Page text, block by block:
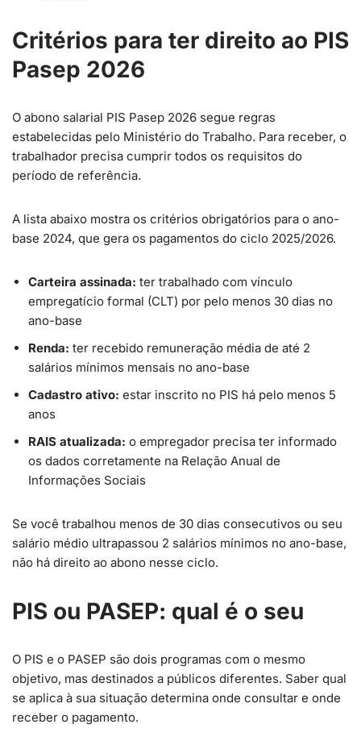
Critérios para ter direito ao PIS
Pasep 2026
O abono salarial PIS Pasep 2026 segue regras
estabelecidas pelo Ministério do Trabalho. Para receber, o
trabalhador precisa cumprir todos os requisitos do
período de referência.
A lista abaixo mostra os critérios obrigatórios para o ano-
base 2024, que gera os pagamentos do ciclo 2025/2026.
Carteira assinada: ter trabalhado com vínculo
empregatício formal (CLT) por pelo menos 30 dias no
ano-base
Renda: ter recebido remuneração média de até 2
salários mínimos mensais no ano-base
Cadastro ativo: estar inscrito no PIS há pelo menos 5
anos
RAIS atualizada: o empregador precisa ter informado
os dados corretamente na Relação Anual de
Informações Sociais
Se você trabalhou menos de 30 dias consecutivos ou seu
salário médio ultrapassou 2 salários mínimos no ano-base,
não há direito ao abono nesse ciclo.
PIS ou PASEP: qual é o seu
O PIS e o PASEP são dois programas com o mesmo
objetivo, mas destinados a públicos diferentes. Saber qual
se aplica à sua situação determina onde consultar e onde
receber o pagamento.